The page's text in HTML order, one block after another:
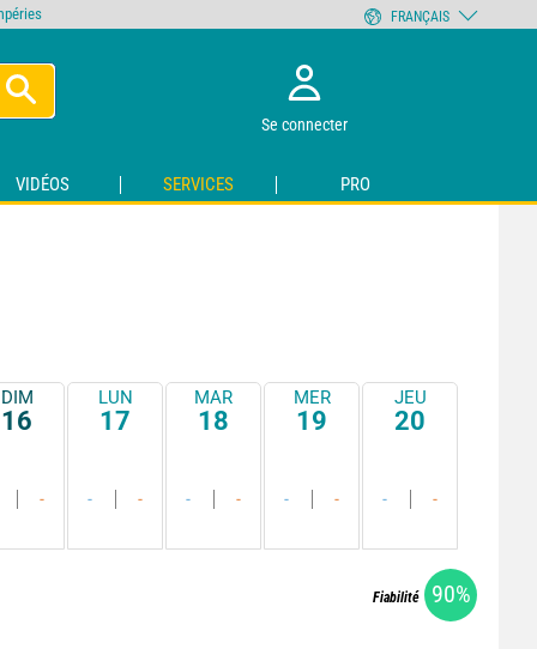
Se connecter
VIDÉOS SERVICES PRO
DIM
16
-
LUN
17
- -
MAR
18
- -
MER
19
- -
JEU
20
- -
Fiabilité 90%
FRANÇAIS